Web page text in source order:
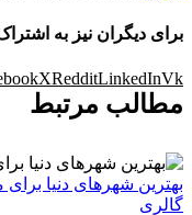
برای دیگران نیز به
XRedditLinkedInVk
مطالب مرتبط
بهترین شهرهای دنیا
گالری